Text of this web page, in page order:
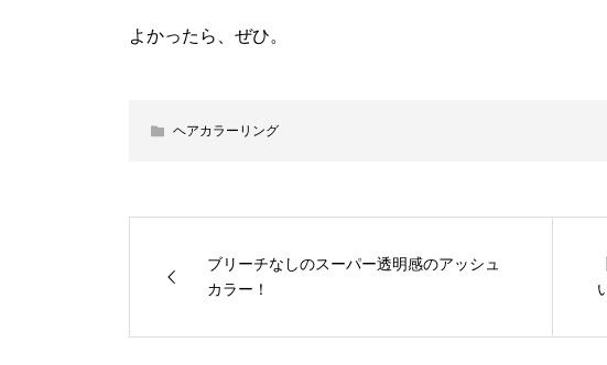
よかったら、ぜひ。
ヘアカラーリング
ブリーチなしのスーパー透明感のアッシュ
カラー！